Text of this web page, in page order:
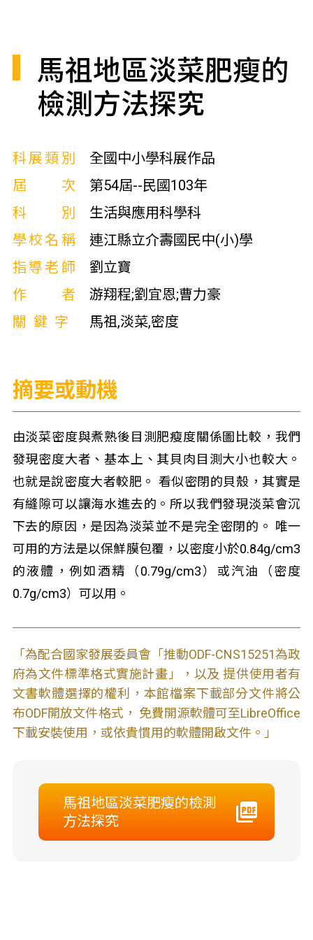
馬祖地區淡菜肥瘦的
檢測方法探究
科展類別
全國中小學科展作品
屆次
第54屆--民國103年
科別
生活與應用科學科
學校名稱
連江縣立介壽國民中(小)學
指導老師
劉立寶
作者
游翔程;劉宜恩;曹力豪
關鍵字
馬祖,淡菜,密度
摘要或動機
由淡菜密度與煮熟後目測肥瘦度關係圖比較，我們
發現密度大者、基本上、其貝肉目測大小也較大。
也就是說密度大者較肥。 看似密閉的貝殼，其實是
有縫隙可以讓海水進去的。所以我們發現淡菜會沉
下去的原因，是因為淡菜並不是完全密閉的。 唯一
可用的方法是以保鮮膜包覆，以密度小於0.84g/cm3
的液體，例如酒精（0.79g/cm3）或汽油（密度
0.7g/cm3）可以用。
「為配合國家發展委員會「推動ODF-CNS15251為政
府為文件標準格式實施計畫」，以及 提供使用者有
文書軟體選擇的權利，本館檔案下載部分文件將公
布ODF開放文件格式， 免費開源軟體可至LibreOffice
下載安裝使用，或依貴慣用的軟體開啟文件。」
馬祖地區淡菜肥瘦的檢測
方法探究